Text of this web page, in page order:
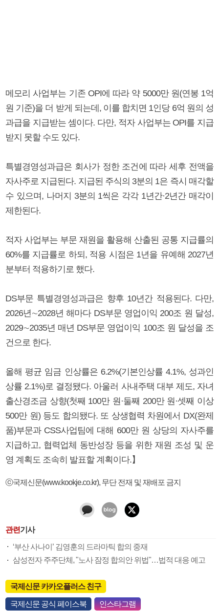
메모리 사업부는 기존 OPI에 따라 약 5000만 원(연봉 1억
원 기준)을 더 받게 되는데, 이를 합치면 1인당 6억 원의 성
과급을 지급받는 셈이다. 다만, 적자 사업부는 OPI를 지급
받지 못할 수도 있다.
특별경영성과급은 회사가 정한 조건에 따라 세후 전액을
자사주로 지급된다. 지급된 주식의 3분의 1은 즉시 매각할
수 있으며, 나머지 3분의 1씩은 각각 1년간·2년간 매각이
제한된다.
적자 사업부는 부문 재원을 활용해 산출된 공통 지급률의
60%를 지급률로 하되, 적용 시점은 1년을 유예해 2027년
분부터 적용하기로 했다.
DS부문 특별경영성과급은 향후 10년간 적용된다. 다만,
2026년∼2028년 해마다 DS부문 영업이익 200조 원 달성,
2029∼2035년 매년 DS부문 영업이익 100조 원 달성을 조
건으로 한다.
올해 평균 임금 인상률은 6.2%(기본인상률 4.1%, 성과인
상률 2.1%)로 결정됐다. 아울러 사내주택 대부 제도, 자녀
출산경조금 상향(첫째 100만 원·둘째 200만 원·셋째 이상
500만 원) 등도 합의됐다. 또 상생협력 차원에서 DX(완제
품)부문과 CSS사업팀에 대해 600만 원 상당의 자사주를
지급하고, 협력업체 동반성장 등을 위한 재원 조성 및 운
영 계획도 조속히 발표할 계획이다.】
ⓒ국제신문(www.kookje.co.kr), 무단 전재 및 재배포 금지
관련기사
‘부산 사나이’ 김영훈의 드라마틱 합의 중재
삼성전자 주주단체, "노사 잠정 합의안 위법"…법적 대응 예고
국제신문 카카오플러스 친구
국제신문 공식 페이스북 인스타그램